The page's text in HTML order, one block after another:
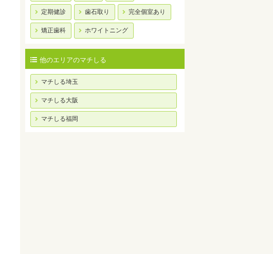
定期健診 歯石取り 完全個室あり
矯正歯科 ホワイトニング
他のエリアのマチしる
マチしる埼玉
マチしる大阪
マチしる福岡